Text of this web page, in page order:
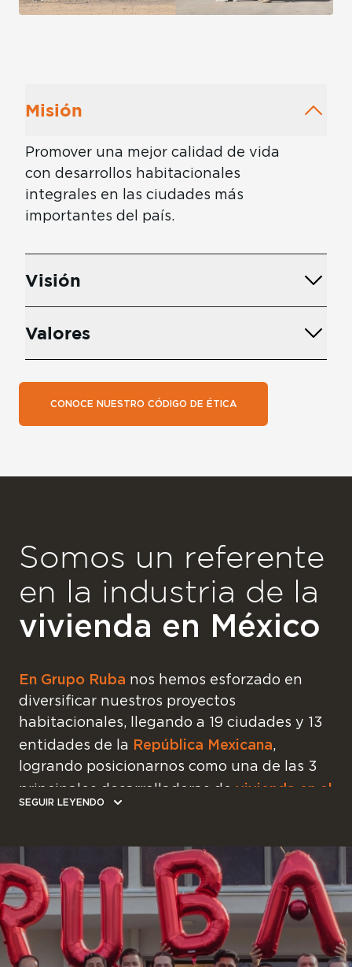
Misión
Promover una mejor calidad de vida
con desarrollos habitacionales
integrales en las ciudades más
importantes del país.
Visión
Valores
CONOCE NUESTRO CÓDIGO DE ÉTICA
Somos un referente
en la industria de la
vivienda en México
En Grupo Ruba nos hemos esforzado en
diversificar nuestros proyectos
habitacionales, llegando a 19 ciudades y 13
entidades de la República Mexicana,
logrando posicionarnos como una de las 3
principales desarrolladoras de vivienda en el
Estamos orgullosos del reconocimiento a
nuestro Director General,Jesús Sandoval
Armenta, como uno de los mejores CEO en
México porGreat Place to Worky a Jaime
Rangel Salgueiro
, nuestro Director de
Recursos Humanos como uno de los 100
SEGUIR LEYENDO